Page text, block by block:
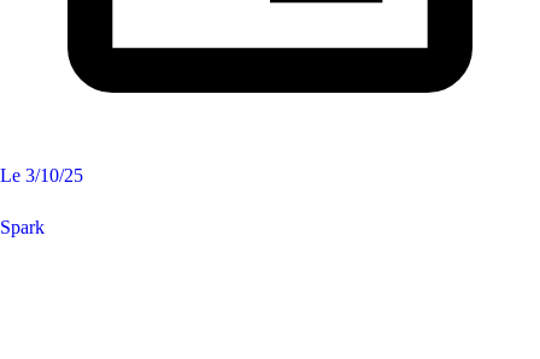
Le 3/10/25
Spark